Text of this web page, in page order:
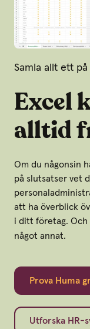
Samla allt ett
Excel
alltid
Om du någonsin
på slutsatser vet
att ha överblick
i ditt företag. Och
något annat.
Prova Huma
Utforska HR-